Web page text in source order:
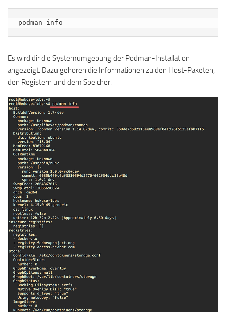
podman info
Es wird dir die Systemumgebung der Podman-Installation
angezeigt. Dazu gehören die Informationen zu den Host-Paketen,
den Registern und dem Speicher.